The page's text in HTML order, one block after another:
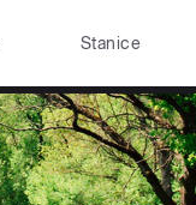
Stanice